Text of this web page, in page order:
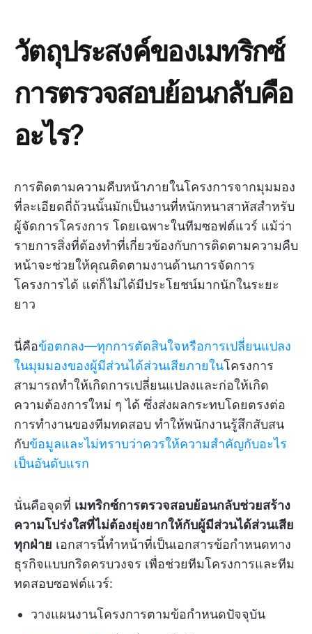
วัตถุประสงค์ของเมทริกซ์
การตรวจสอบย้อนกลับคือ
อะไร?
การติดตามความคืบหน้าภายในโครงการจากมุมมอง
ที่ละเอียดถี่ถ้วนนั้นมักเป็นงานที่หนักหนาสาหัสสำหรับ
ผู้จัดการโครงการ โดยเฉพาะในทีมซอฟต์แวร์ แม้ว่า
รายการสิ่งที่ต้องทำที่เกี่ยวข้องกับการติดตามความคืบ
หน้าจะช่วยให้คุณติดตามงานด้านการจัดการ
โครงการได้ แต่ก็ไม่ได้มีประโยชน์มากนักในระยะ
ยาว
นี่คือข้อตกลง—ทุกการตัดสินใจหรือการเปลี่ยนแปลง
ในมุมมองของผู้มีส่วนได้ส่วนเสียภายในโครงการ
สามารถทำให้เกิดการเปลี่ยนแปลงและก่อให้เกิด
ความต้องการใหม่ ๆ ได้ ซึ่งส่งผลกระทบโดยตรงต่อ
การทำงานของทีมทดสอบ ทำให้พนักงานรู้สึกสับสน
กับข้อมูลและไม่ทราบว่าควรให้ความสำคัญกับอะไร
เป็นอันดับแรก
นั่นคือจุดที่ เมทริกซ์การตรวจสอบย้อนกลับช่วยสร้าง
ความโปร่งใสที่ไม่ต้องยุ่งยากให้กับผู้มีส่วนได้ส่วนเสีย
ทุกฝ่าย เอกสารนี้ทำหน้าที่เป็นเอกสารข้อกำหนดทาง
ธุรกิจแบบกริดครบวงจร เพื่อช่วยทีมโครงการและทีม
ทดสอบซอฟต์แวร์:
วางแผนงานโครงการตามข้อกำหนดปัจจุบัน